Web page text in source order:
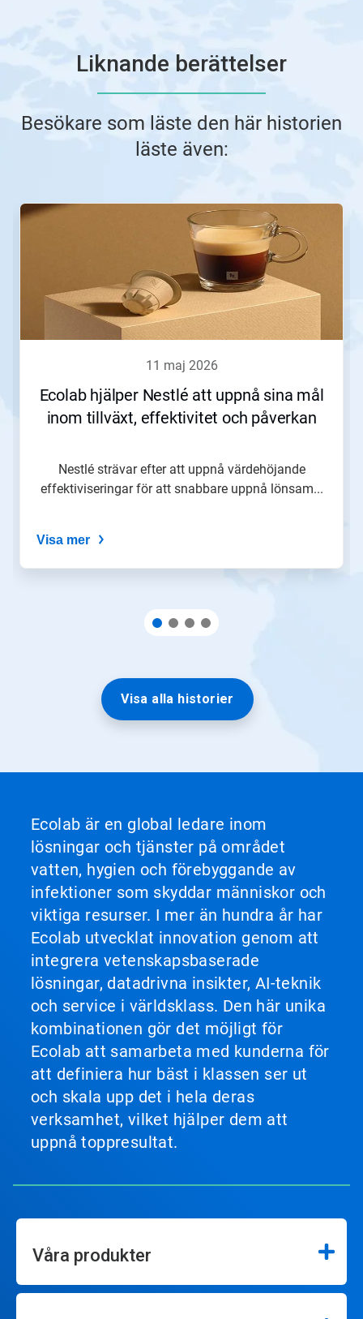
Liknande berättelser
Besökare som läste den här historien
läste även:
Detta
är
för
11 maj 2026
Ecolab hjälper Nestlé att uppnå sina mål
inom tillväxt, effektivitet och påverkan
Nestlé strävar efter att uppnå värdehöjande
effektiviseringar för att snabbare uppnå lönsam...
Visa mer
Visa alla historier
Ecolab är en global ledare inom
lösningar och tjänster på området
vatten, hygien och förebyggande av
infektioner som skyddar människor och
viktiga resurser. I mer än hundra år har
Ecolab utvecklat innovation genom att
integrera vetenskapsbaserade
lösningar, datadrivna insikter, AI-teknik
och service i världsklass. Den här unika
kombinationen gör det möjligt för
Ecolab att samarbeta med kunderna för
att definiera hur bäst i klassen ser ut
och skala upp det i hela deras
verksamhet, vilket hjälper dem att
uppnå toppresultat.
Våra produkter